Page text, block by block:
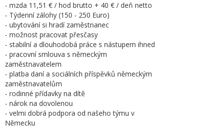
- mzda 11,51 € / hod brutto + 40 € / deň netto
- Týdenní zálohy (150 - 250 Euro)
- ubytování si hradí zaměstnanec
- možnost pracovat přesčasy
- stabilní a dlouhodobá práce s nástupem ihned
- pracovní smlouva s německým
zaměstnavatelem
- platba daní a sociálních příspěvků německým
zaměstnavatelům
- rodinné přídavky na dítě
- nárok na dovolenou
- velmi dobrá podpora od našeho týmu v
Německu